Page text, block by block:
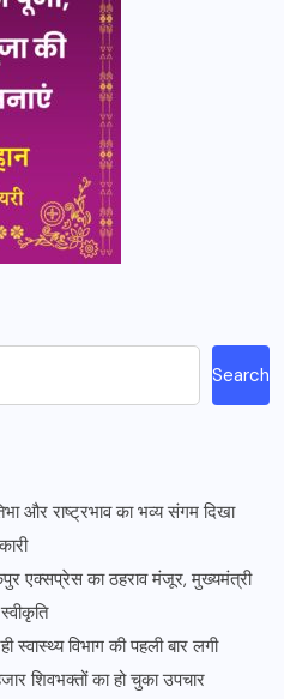
Search
और राष्ट्रभाव का भव्य संगम दिखा
एक्सप्रेस का ठहराव मंजूर, मुख्यमंत्री
स्वास्थ्य विभाग की पहली बार लगी
शिवभक्तों का हो चुका उपचार